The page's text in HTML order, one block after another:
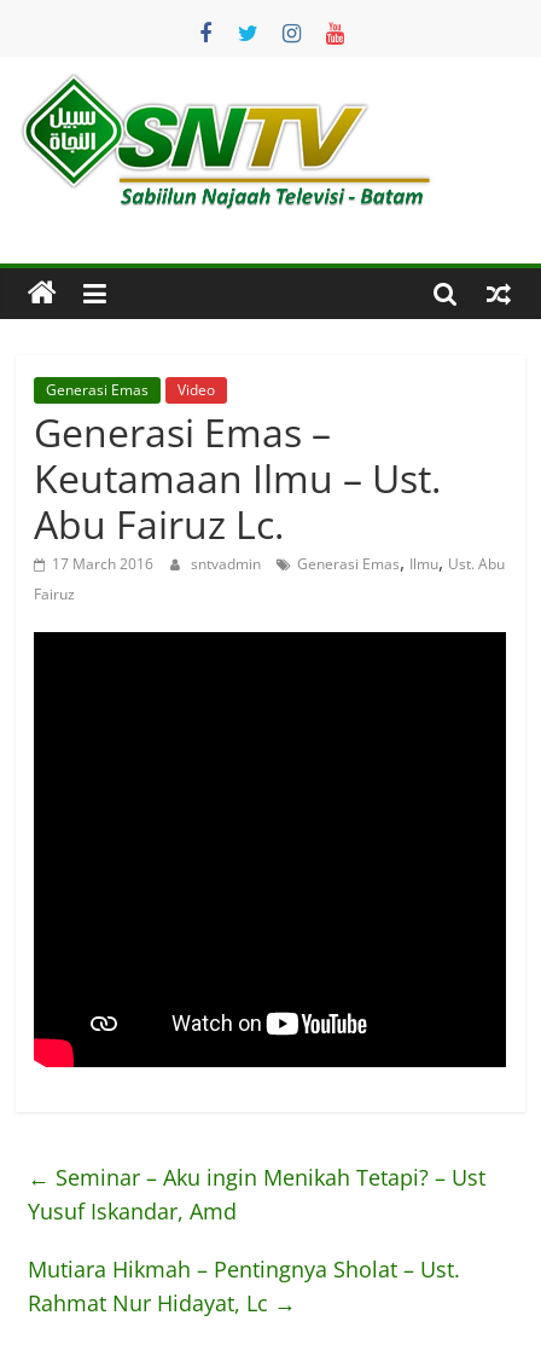
content
SNTV
Najaah
Televisi
–
Generasi Emas Video
Generasi Emas –
Keutamaan Ilmu – Ust.
Abu Fairuz Lc.
17 March 2016 sntvadmin Generasi Emas, Ilmu, Ust. Abu
Fairuz
← Seminar – Aku ingin Menikah Tetapi? – Ust
Yusuf Iskandar, Amd
Mutiara Hikmah – Pentingnya Sholat – Ust.
Rahmat Nur Hidayat, Lc →